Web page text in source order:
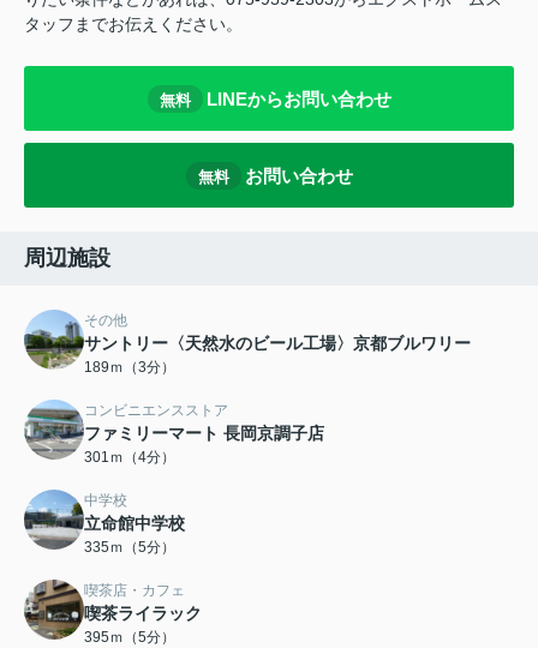
タッフまでお伝えください。
無料 LINEからお問い合わせ
無料 お問い合わせ
周辺施設
その他
サントリー〈天然水のビール工場〉京都ブルワリー
189ｍ（3分）
コンビニエンスストア
ファミリーマート 長岡京調子店
301ｍ（4分）
中学校
立命館中学校
335ｍ（5分）
喫茶店・カフェ
喫茶ライラック
395ｍ（5分）